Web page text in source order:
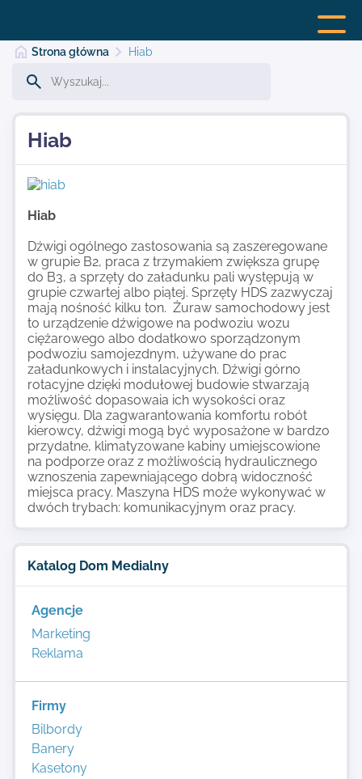
Dodaj stronę
Kontakt
Strona główna Hiab
Hiab
Hiab
Dźwigi ogólnego zastosowania są zaszeregowane
w grupie B2, praca z trzymakiem zwiększa grupę
do B3, a sprzęty do załadunku pali występują w
grupie czwartej albo piątej. Sprzęty HDS zazwyczaj
mają nośność kilku ton. Żuraw samochodowy jest
to urządzenie dźwigowe na podwoziu wozu
ciężarowego albo dodatkowo sporządzonym
podwoziu samojezdnym, używane do prac
załadunkowych i instalacyjnych. Dźwigi górno
rotacyjne dzięki modułowej budowie stwarzają
możliwość dopasowaia ich wysokości oraz
wysięgu. Dla zagwarantowania komfortu robót
kierowcy, dźwigi mogą być wyposażone w bardzo
przydatne, klimatyzowane kabiny umiejscowione
na podporze oraz z możliwością hydraulicznego
wznoszenia zapewniającego dobrą widoczność
miejsca pracy. Maszyna HDS może wykonywać w
dwóch trybach: komunikacyjnym oraz pracy.
Katalog Dom Medialny
Agencje
Marketing
Reklama
Firmy
Bilbordy
Banery
Kasetony